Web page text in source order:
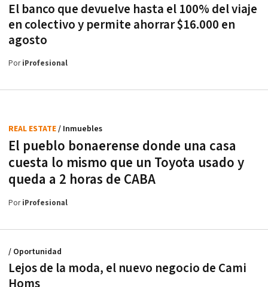
El banco que devuelve hasta el 100% del viaje
en colectivo y permite ahorrar $16.000 en
agosto
PoriProfesional
El pueblo bonaerense donde una casa
cuesta lo mismo que un Toyota usado y
queda a 2 horas de CABA
REAL ESTATE/ Inmuebles
PoriProfesional
Lejos de la moda, el nuevo negocio de Cami
Homs
/ Oportunidad